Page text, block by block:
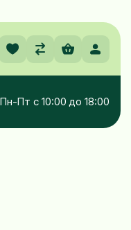
Пт с 10:00 до 18:00